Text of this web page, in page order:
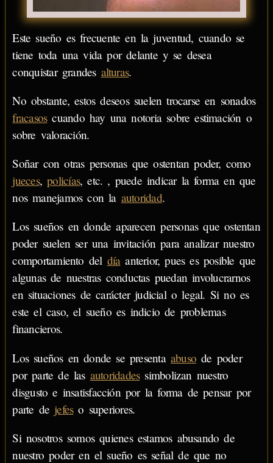
Este sueño es frecuente en la juventud, cuando se
tiene toda una vida por delante y se desea
conquistar grandes alturas.
No obstante, estos deseos suelen trocarse en sonados
fracasoscuando hay una notoria sobre estimación o
sobre valoración.
Soñar con otras personas que ostentan poder, como
jueces,policías, etc. , puede indicar la forma en que
nos manejamos con la autoridad.
Los sueños en donde aparecen personas que ostentan
poder suelen ser una invitación para analizar nuestro
comportamiento del díaanterior, pues es posible que
algunas de nuestras conductas puedan involucrarnos
en situaciones de carácter judicial o legal. Si no es
este el caso, el sueño es indicio de problemas
financieros.
Los sueños en donde se presenta abuso de poder
por parte de las autoridadessimbolizan nuestro
disgusto e insatisfacción por la forma de pensar por
parte de jefeso superiores.
Si nosotros somos quienes estamos abusando de
nuestro poder en el sueño es señal de que no